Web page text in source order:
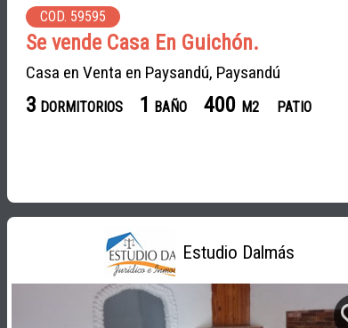
COD. 59595
Se vende Casa En Guichón.
Casa en Venta en Paysandú, Paysandú
3 DORMITORIOS 1 BAÑO 400 M2 PATIO
Estudio Dalmás